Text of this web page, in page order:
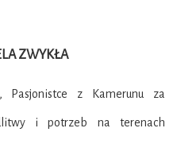
ZWYKŁA
Pasjonistce z Kamerunu za
ipotrzeb na terenach